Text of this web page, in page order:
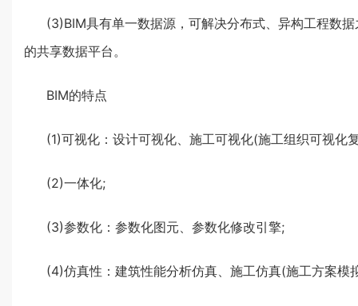
(3)BIM具有单一数据源，可解决分布式、异构工程数
的共享数据平台。
BIM的特点
(1)可视化：设计可视化、施工可视化(施工组织可视
(2)一体化;
(3)参数化：参数化图元、参数化修改引擎;
(4)仿真性：建筑性能分析仿真、施工仿真(施工方案